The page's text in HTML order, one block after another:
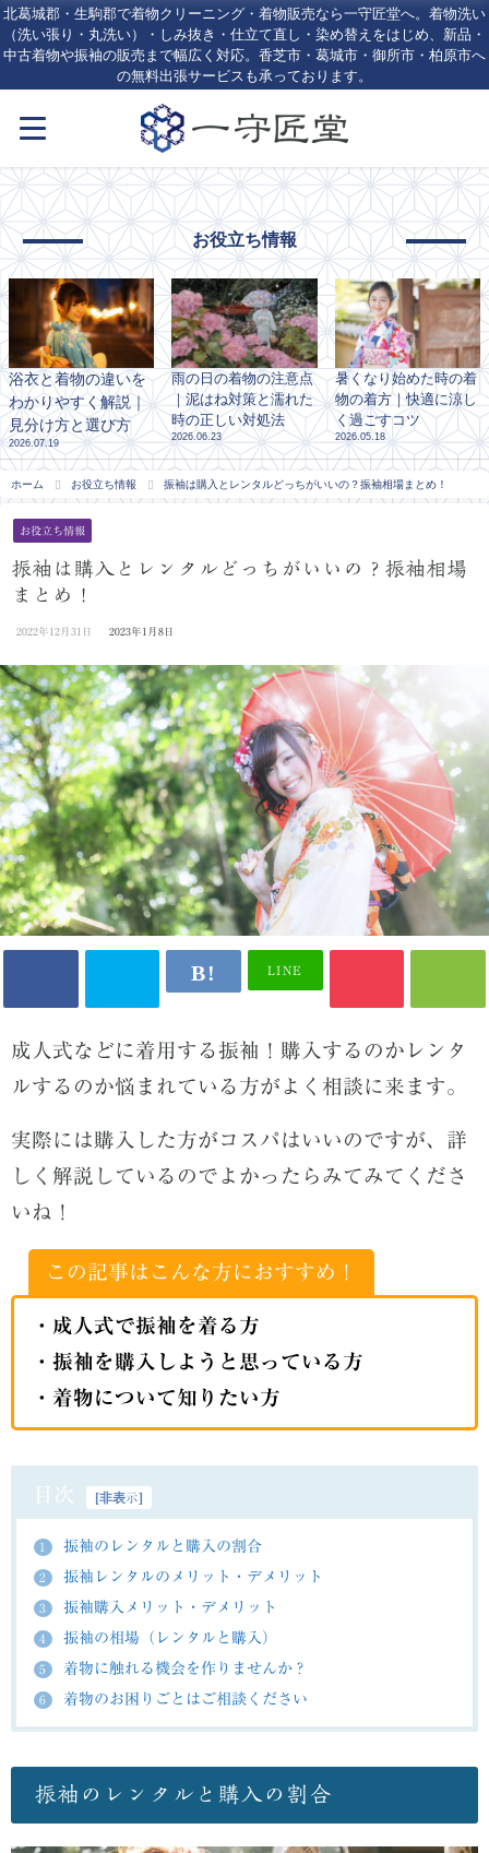
北葛城郡・生駒郡で着物クリーニング・着物販売なら一守匠堂へ。着物洗い
（洗い張り・丸洗い）・しみ抜き・仕立て直し・染め替えをはじめ、新品・
中古着物や振袖の販売まで幅広く対応。香芝市・葛城市・御所市・柏原市へ
の無料出張サービスも承っております。
お役立ち情報
浴衣と着物の違いを
わかりやすく解説｜
見分け方と選び方
2026.07.19
雨の日の着物の注意点
｜泥はね対策と濡れた
時の正しい対処法
2026.06.23
暑くなり始めた時の着
物の着方｜快適に涼し
く過ごすコツ
2026.05.18
ホーム お役立ち情報 振袖は購入とレンタルどっちがいいの？振袖相場まとめ！
お役立ち情報
振袖は購入とレンタルどっちがいいの？振袖相場
まとめ！
2022年12月31日 2023年1月8日
LINE
成人式などに着用する振袖！購入するのかレンタ
ルするのか悩まれている方がよく相談に来ます。
実際には購入した方がコスパはいいのですが、詳
しく解説しているのでよかったらみてみてくださ
いね！
この記事はこんな方におすすめ！
・成人式で振袖を着る方
・振袖を購入しようと思っている方
・着物について知りたい方
目次 [非表示]
1 振袖のレンタルと購入の割合
2 振袖レンタルのメリット・デメリット
3 振袖購入メリット・デメリット
4 振袖の相場（レンタルと購入）
5 着物に触れる機会を作りませんか？
6 着物のお困りごとはご相談ください
振袖のレンタルと購入の割合